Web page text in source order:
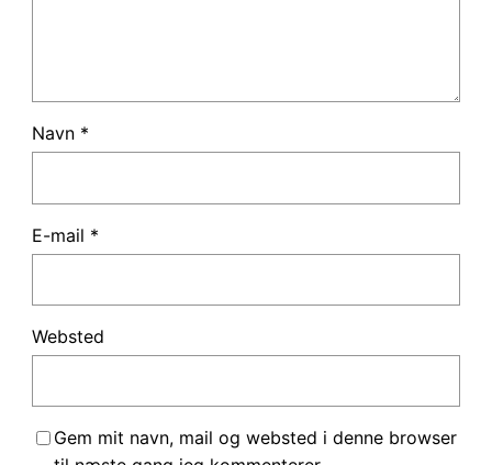
Navn *
E-mail *
Websted
Gem mit navn, mail og websted i denne browser